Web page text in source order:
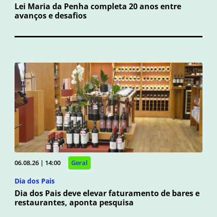
Lei Maria da Penha completa 20 anos entre
avanços e desafios
06.08.26 | 14:00 Geral
Dia dos Pais
Dia dos Pais deve elevar faturamento de bares e
restaurantes, aponta pesquisa